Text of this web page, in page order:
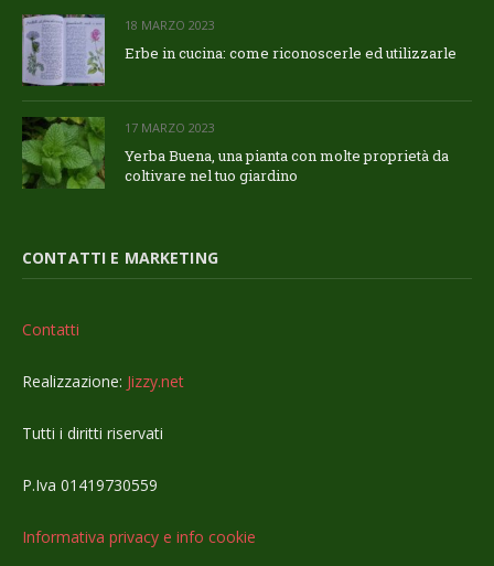
18 MARZO 2023
Erbe in cucina: come riconoscerle ed utilizzarle
17 MARZO 2023
Yerba Buena, una pianta con molte proprietà da
coltivare nel tuo giardino
CONTATTI E MARKETING
Contatti
Realizzazione: Jizzy.net
Tutti i diritti riservati
P.Iva 01419730559
Informativa privacy e info cookie